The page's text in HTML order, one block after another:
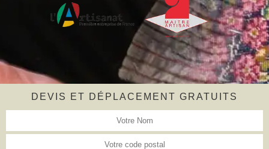
DEVIS ET DÉPLACEMENT GRATUITS